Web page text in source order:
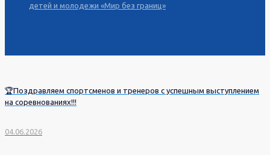
детей и молодежи «Мир без границ»
🏆Поздравляем спортсменов и тренеров с успешным выступлением
на соревнованиях!!!
04.06.2026